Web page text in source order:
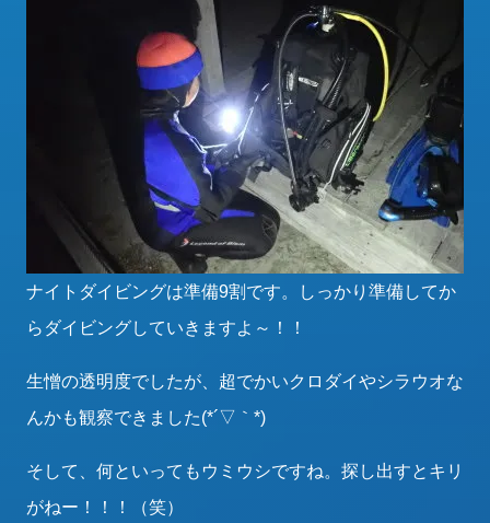
ナイトダイビングは準備9割です。しっかり準備してか
らダイビングしていきますよ～！！
生憎の透明度でしたが、超でかいクロダイやシラウオな
んかも観察できました(*´▽｀*)
そして、何といってもウミウシですね。探し出すとキリ
がねー！！！（笑）